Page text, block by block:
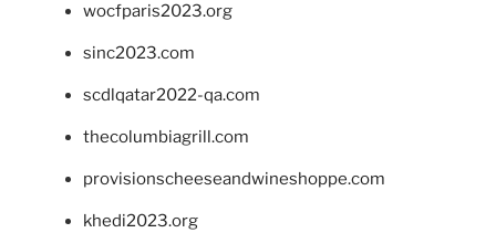
wocfparis2023.org
sinc2023.com
scdlqatar2022-qa.com
thecolumbiagrill.com
provisionscheeseandwineshoppe.com
khedi2023.org